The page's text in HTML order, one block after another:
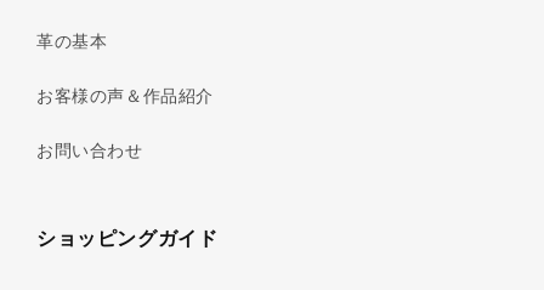
革の基本
お客様の声＆作品紹介
お問い合わせ
ショッピングガイド